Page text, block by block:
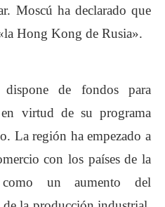
Moscú ha declarado que
Hong Kong de Rusia».
de fondos para
en virtud de su programa
La región ha empezado a
con los países de la
un aumento del